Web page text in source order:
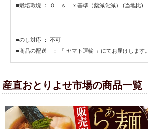
■栽培環境 ： Ｏｉｓｉｘ基準（薬減化減） (当地比)
■のし対応 ： 不可
■商品の配送 ： 「 ヤマト運輸 」にてお届けします。
産直おとりよせ市場の商品一覧